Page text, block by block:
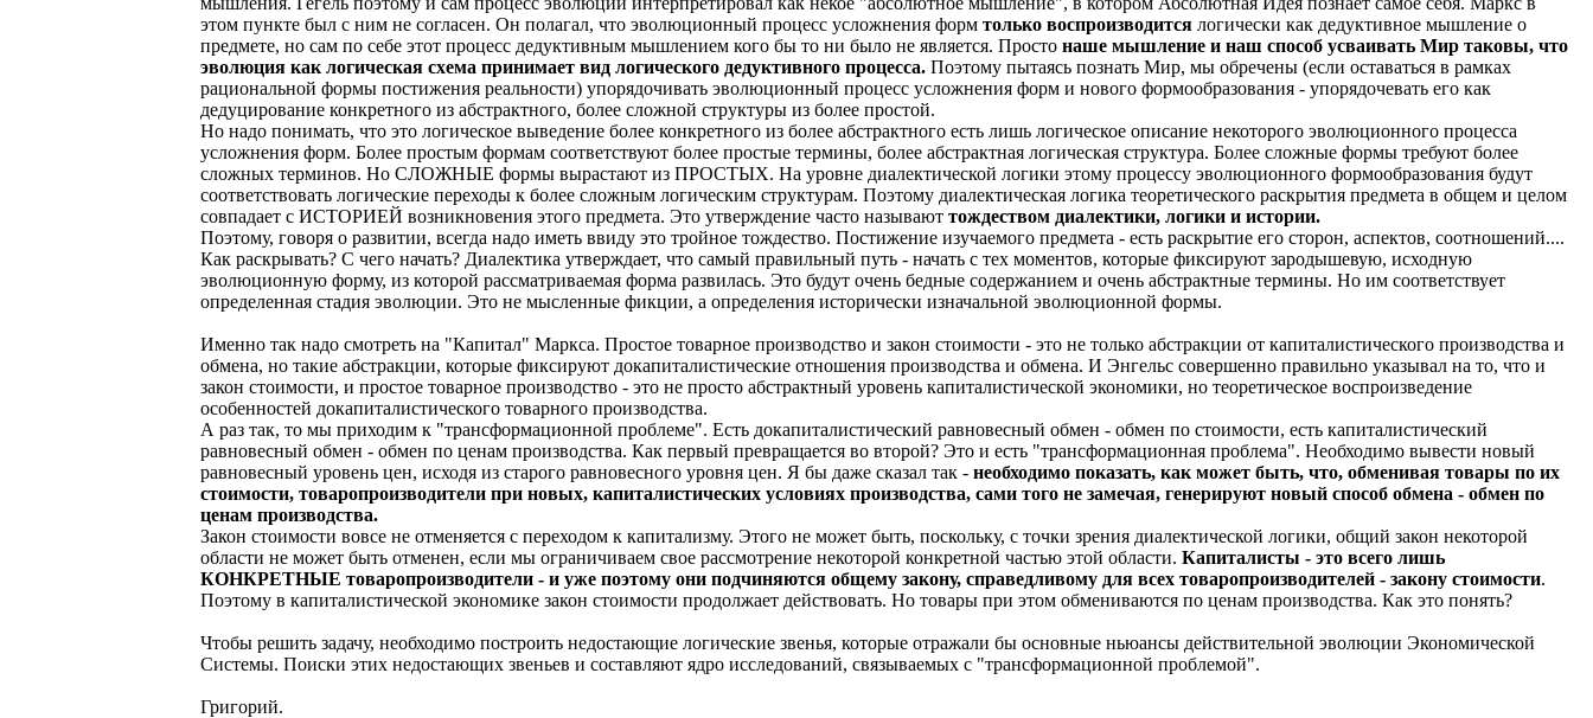
этом пункте был с ним не согласен. Он полагал, что эволюционный процесс усложнения форм только воспроизводится логически как дедуктивное мышление о
предмете, но сам по себе этот процесс дедуктивным мышлением кого бы то ни было не является. Просто наше мышление и наш способ усваивать Мир таковы, что
эволюция как логическая схема принимает вид логического дедуктивного процесса. Поэтому пытаясь познать Мир, мы обречены (если оставаться в рамках
рациональной формы постижения реальности) упорядочивать эволюционный процесс усложнения форм и нового формообразования - упорядочевать его как
дедуцирование конкретного из абстрактного, более сложной структуры из более простой.
Но надо понимать, что это логическое выведение более конкретного из более абстрактного есть лишь логическое описание некоторого эволюционного процесса
усложнения форм. Более простым формам соответствуют более простые термины, более абстрактная логическая структура. Более сложные формы требуют более
сложных терминов. Но СЛОЖНЫЕ формы вырастают из ПРОСТЫХ. На уровне диалектической логики этому процессу эволюционного формообразования будут
соответствовать логические переходы к более сложным логическим структурам. Поэтому диалектическая логика теоретического раскрытия предмета в общем и целом
совпадает с ИСТОРИЕЙ возникновения этого предмета. Это утверждение часто называют тождеством диалектики, логики и истории.
Поэтому, говоря о развитии, всегда надо иметь ввиду это тройное тождество. Постижение изучаемого предмета - есть раскрытие его сторон, аспектов, соотношений....
Как раскрывать? С чего начать? Диалектика утверждает, что самый правильный путь - начать с тех моментов, которые фиксируют зародышевую, исходную
эволюционную форму, из которой рассматриваемая форма развилась. Это будут очень бедные содержанием и очень абстрактные термины. Но им соответствует
определенная стадия эволюции. Это не мысленные фикции, а определения исторически изначальной эволюционной формы.
Именно так надо смотреть на "Капитал" Маркса. Простое товарное производство и закон стоимости - это не только абстракции от капиталистического производства и
обмена, но такие абстракции, которые фиксируют докапиталистические отношения производства и обмена. И Энгельс совершенно правильно указывал на то, что и
закон стоимости, и простое товарное производство - это не просто абстрактный уровень капиталистической экономики, но теоретическое воспроизведение
особенностей докапиталистического товарного производства.
А раз так, то мы приходим к "трансформационной проблеме". Есть докапиталистический равновесный обмен - обмен по стоимости, есть капиталистический
равновесный обмен - обмен по ценам производства. Как первый превращается во второй? Это и есть "трансформационная проблема". Необходимо вывести новый
равновесный уровень цен, исходя из старого равновесного уровня цен. Я бы даже сказал так - необходимо показать, как может быть, что, обменивая товары по их
стоимости, товаропроизводители при новых, капиталистических условиях производства, сами того не замечая, генерируют новый способ обмена - обмен по
ценам производства.
Закон стоимости вовсе не отменяется с переходом к капитализму. Этого не может быть, поскольку, с точки зрения диалектической логики, общий закон некоторой
области не может быть отменен, если мы ограничиваем свое рассмотрение некоторой конкретной частью этой области. Капиталисты - это всего лишь
КОНКРЕТНЫЕ товаропроизводители - и уже поэтому они подчиняются общему закону, справедливому для всех товаропроизводителей - закону стоимости.
Поэтому в капиталистической экономике закон стоимости продолжает действовать. Но товары при этом обмениваются по ценам производства. Как это понять?
Чтобы решить задачу, необходимо построить недостающие логические звенья, которые отражали бы основные ньюансы действительной эволюции Экономической
Системы. Поиски этих недостающих звеньев и составляют ядро исследований, связываемых с "трансформационной проблемой".
Григорий.